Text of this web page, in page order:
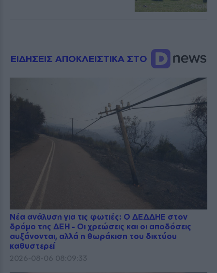
ΕΙΔΗΣΕΙΣ ΑΠΟΚΛΕΙΣΤΙΚΑ ΣΤΟ
Νέα ανάλυση για τις φωτιές: Ο ΔΕΔΔΗΕ στον
δρόμο της ΔΕΗ - Οι χρεώσεις και οι αποδόσεις
αυξάνονται, αλλά η θωράκιση του δικτύου
καθυστερεί
2026-08-06 08:09:33